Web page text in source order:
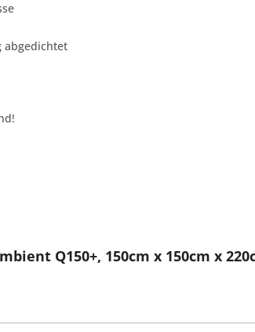
abgedichtet
Q150+, 150cm x 150cm x